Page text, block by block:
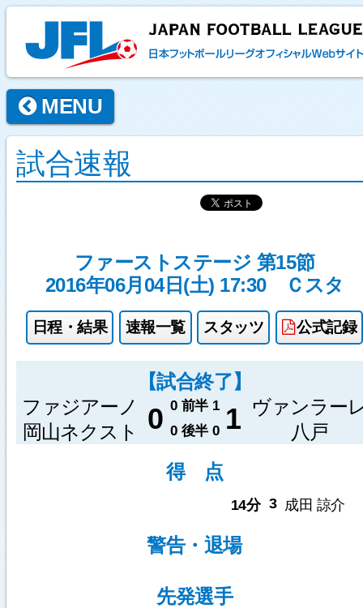
MENU
試合速報
ファーストステージ 第15節
2016年06月04日(土) 17:30
Ｃスタ
日程・結果 速報一覧 スタッツ 公式記録
【試合終了】
ファジアーノ
岡山ネクスト
0 0 前半 1 1 ヴァンラー
八戸
0 後半 0
得 点
14分 3 成田 諒介
警告・退場
先発選手